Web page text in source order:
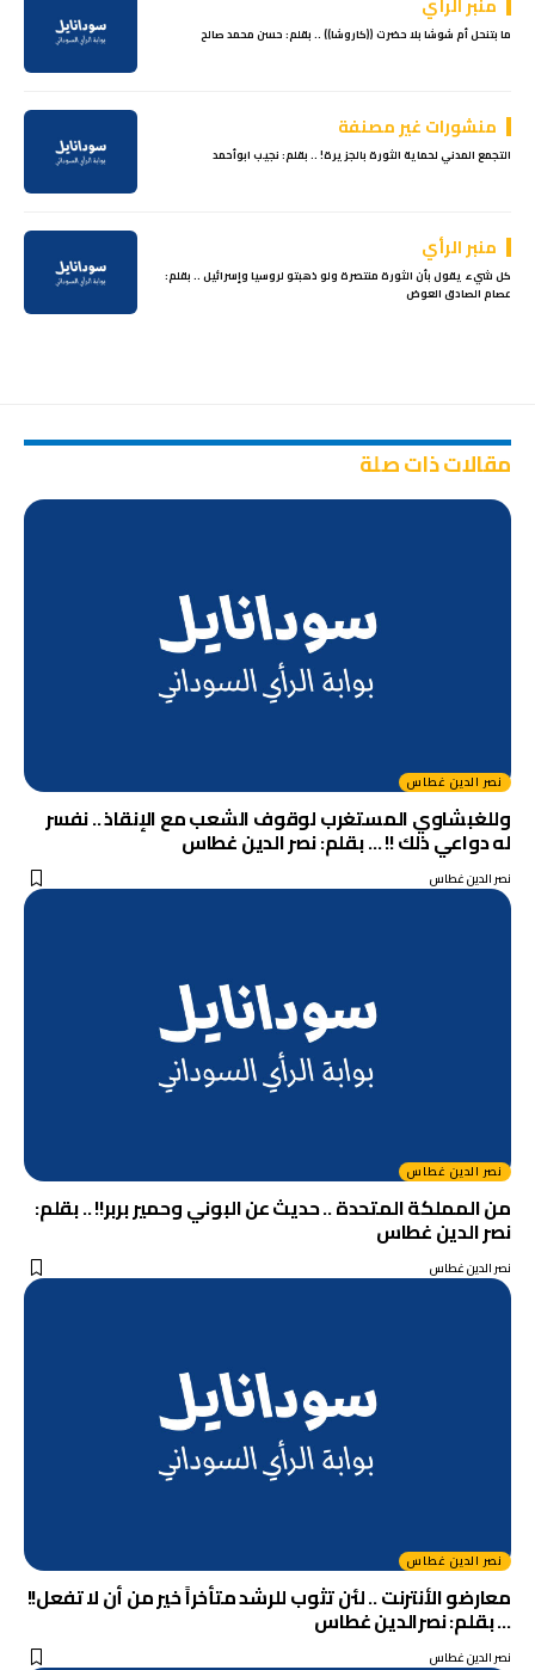
منبر الرأي
ما بتنحل أم شوشا بلا حضرت ((كاروشا)) .. بقلم: حسن محمد صالح
منشورات غير مصنفة
التجمع المدني لحماية الثورة بالجزيرة! .. بقلم: نجيب ابوأحمد
منبر الرأي
كل شيء يقول بأن الثورة منتصرة ولو ذهبتو لروسيا وإسرائيل .. بقلم:
عصام الصادق العوض
مقالات ذات صلة
نصر الدين غطاس
وللغبشاوي المستغرب لوقوف الشعب مع الإنقاذ .. نفسر
له دواعي ذلك !! … بقلم: نصر الدين غطاس
نصر الدين غطاس
نصر الدين غطاس
من المملكة المتحدة .. حديث عن البوني وحمير بربر!! .. بقلم:
نصر الدين غطاس
نصر الدين غطاس
نصر الدين غطاس
معارضو الأنترنت .. لئن تثوب للرشد متأخراً خير من أن لا تفعل!!
… بقلم: نصرالدين غطاس
نصر الدين غطاس